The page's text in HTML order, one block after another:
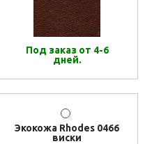
Под заказ от 4-6
дней.
Экокожа Rhodes 0466
виски